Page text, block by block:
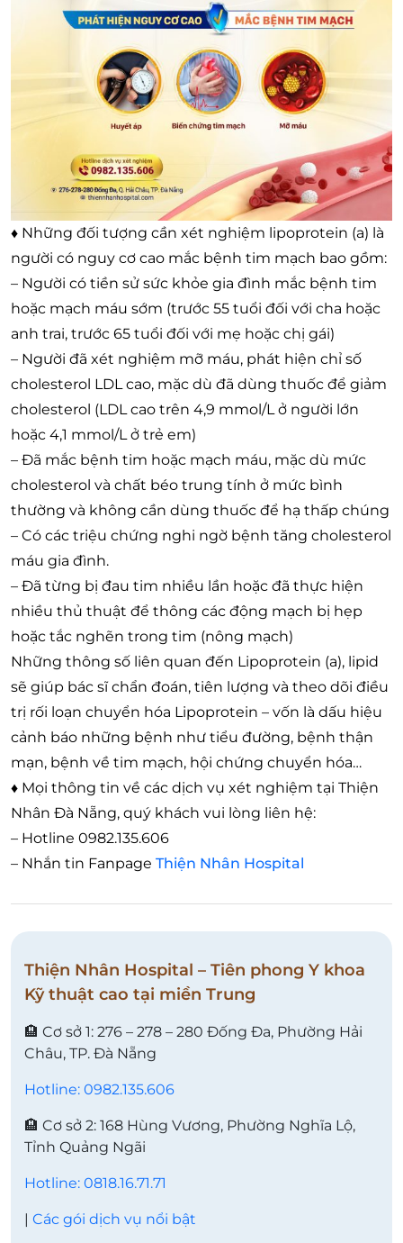
♦ Những đối tượng cần xét nghiệm lipoprotein (a) là
người có nguy cơ cao mắc bệnh tim mạch bao gồm:
– Người có tiền sử sức khỏe gia đình mắc bệnh tim
hoặc mạch máu sớm (trước 55 tuổi đối với cha hoặc
anh trai, trước 65 tuổi đối với mẹ hoặc chị gái)
– Người đã xét nghiệm mỡ máu, phát hiện chỉ số
cholesterol LDL cao, mặc dù đã dùng thuốc để giảm
cholesterol (LDL cao trên 4,9 mmol/L ở người lớn
hoặc 4,1 mmol/L ở trẻ em)
– Đã mắc bệnh tim hoặc mạch máu, mặc dù mức
cholesterol và chất béo trung tính ở mức bình
thường và không cần dùng thuốc để hạ thấp chúng
– Có các triệu chứng nghi ngờ bệnh tăng cholesterol
máu gia đình.
– Đã từng bị đau tim nhiều lần hoặc đã thực hiện
nhiều thủ thuật để thông các động mạch bị hẹp
hoặc tắc nghẽn trong tim (nông mạch)
Những thông số liên quan đến Lipoprotein (a), lipid
sẽ giúp bác sĩ chẩn đoán, tiên lượng và theo dõi điều
trị rối loạn chuyển hóa Lipoprotein – vốn là dấu hiệu
cảnh báo những bệnh như tiểu đường, bệnh thận
mạn, bệnh về tim mạch, hội chứng chuyển hóa…
♦ Mọi thông tin về các dịch vụ xét nghiệm tại Thiện
Nhân Đà Nẵng, quý khách vui lòng liên hệ:
– Hotline 0982.135.606
– Nhắn tin Fanpage Thiện Nhân Hospital
Thiện Nhân Hospital – Tiên phong Y khoa
Kỹ thuật cao tại miền Trung
🏨 Cơ sở 1: 276 – 278 – 280 Đống Đa, Phường Hải
Châu, TP. Đà Nẵng
Hotline: 0982.135.606
🏨 Cơ sở 2: 168 Hùng Vương, Phường Nghĩa Lộ,
Tỉnh Quảng Ngãi
Hotline: 0818.16.71.71
| Các gói dịch vụ nổi bật